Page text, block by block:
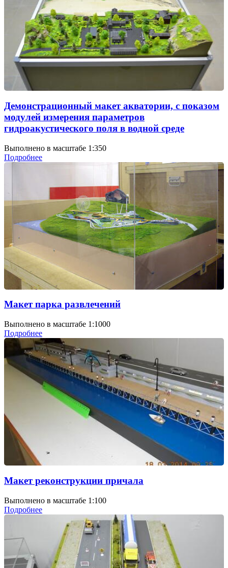
Демонстрационный макет акватории, с показом
модулей измерения параметров
гидроакустического поля в водной среде
Выполнено в масштабе 1:350
Подробнее
Макет парка развлечений
Выполнено в масштабе 1:1000
Подробнее
Макет реконструкции причала
Выполнено в масштабе 1:100
Подробнее